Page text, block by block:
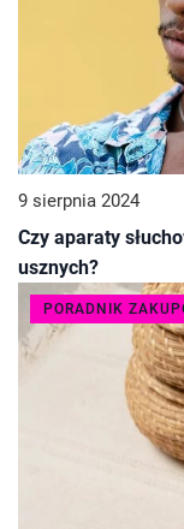
9 sierpnia 2024
Czy aparaty
usznych?
PORADNIK